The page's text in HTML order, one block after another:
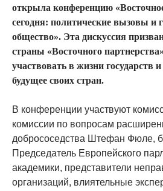
открыла конференцию
сегодня: политические вызовы и
общество». Эта дискуссия
страны «Восточного
участвовать в жизни государств
будущее своих стран.
В конференции участвуют
комиссии по вопросам
добрососедства Штефан Фюле,
Председатель Европейского
академики, представители
организаций, влиятельные